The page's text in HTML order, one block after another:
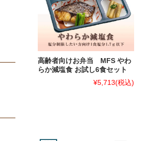
高齢者向けお弁当 MFS やわ
らか減塩食 お試し6食セット
¥5,713(税込)